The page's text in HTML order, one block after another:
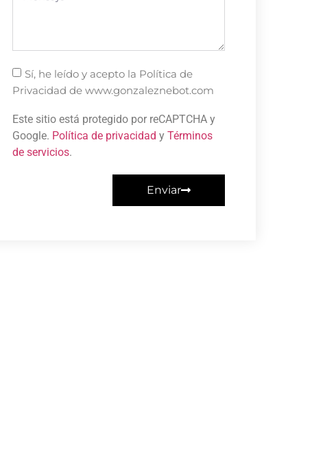
Sí, he leído y acepto la Política de
Privacidad de www.gonzaleznebot.com
Este sitio está protegido por reCAPTCHA y
Google. Política de privacidad y Términos
de servicios.
Enviar